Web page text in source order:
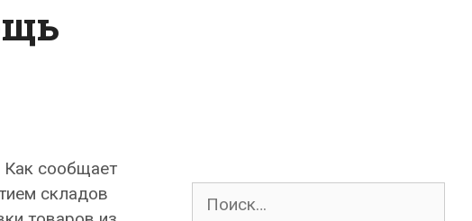
Как сообщает
складов
Поиск